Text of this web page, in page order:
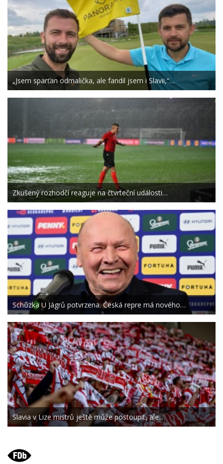
„Jsem sparťan odmalička, ale fandil jsem i Slavii,“…
Zkušený rozhodčí reaguje na čtvrteční události…
Schůzka U Jágrů potvrzena. Česká repre má nového…
Slavia v Lize mistrů ještě může postoupit, ale...